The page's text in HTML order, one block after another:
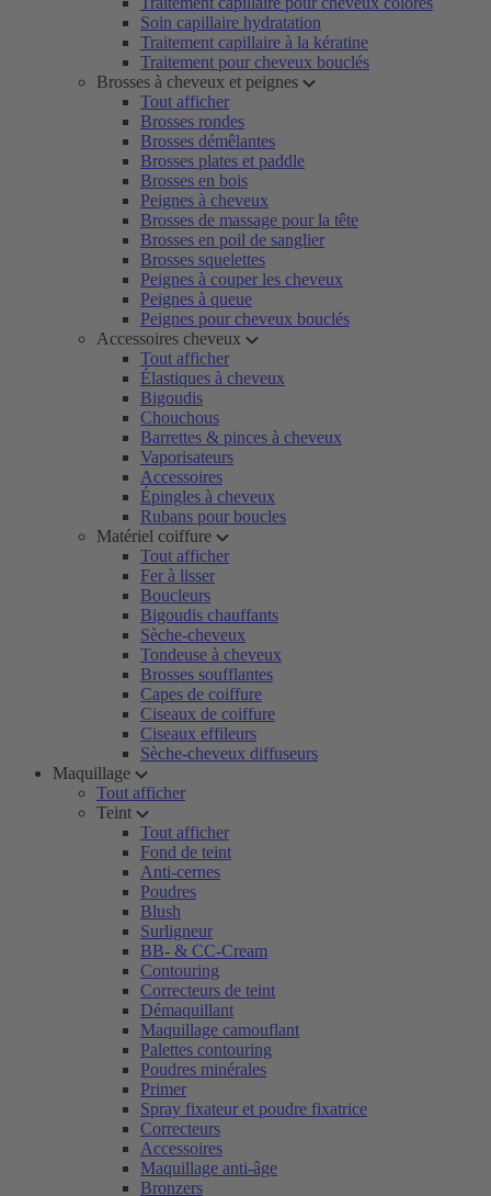
Soin capillaire hydratation
Traitement capillaire à la kératine
Traitement pour cheveux bouclés
Brosses à cheveux et peignes
Tout afficher
Brosses rondes
Brosses démêlantes
Brosses plates et paddle
Brosses en bois
Peignes à cheveux
Brosses de massage pour la tête
Brosses en poil de sanglier
Brosses squelettes
Peignes à couper les cheveux
Peignes à queue
Peignes pour cheveux bouclés
Accessoires cheveux
Tout afficher
Élastiques à cheveux
Bigoudis
Chouchous
Barrettes & pinces à cheveux
Vaporisateurs
Accessoires
Épingles à cheveux
Rubans pour boucles
Matériel coiffure
Tout afficher
Fer à lisser
Boucleurs
Bigoudis chauffants
Sèche-cheveux
Tondeuse à cheveux
Brosses soufflantes
Capes de coiffure
Ciseaux de coiffure
Ciseaux effileurs
Sèche-cheveux diffuseurs
Maquillage
Tout afficher
Teint
Tout afficher
Fond de teint
Anti-cernes
Poudres
Blush
Surligneur
BB- & CC-Cream
Contouring
Correcteurs de teint
Démaquillant
Maquillage camouflant
Palettes contouring
Poudres minérales
Primer
Spray fixateur et poudre fixatrice
Correcteurs
Accessoires
Maquillage anti-âge
Bronzers